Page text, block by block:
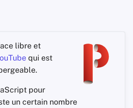
libre et
qui est
pour
un certain nombre